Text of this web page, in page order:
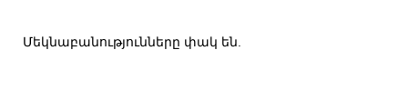
Մեկնաբանությունները փակ են.